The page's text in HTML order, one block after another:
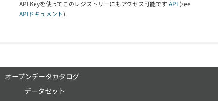
API Keyを使ってこのレジストリーにもアクセス可能です API (see
APIドキュメント).
オープンデータカタログ
データセット